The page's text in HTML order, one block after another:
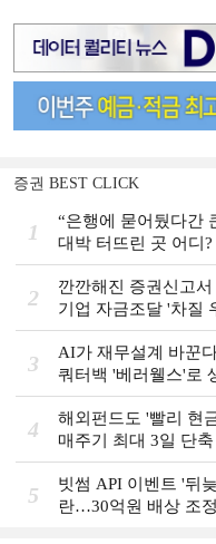
증권 BEST CLICK
1
“은행에 묻어뒀다간
대박 터뜨린 곳 어디?
2
깐깐해진 증권신고
기업 자금조달 '차질
3
AI가 재무설계 바꾼
쿼터백 '베러웰스'로
4
해외펀드도 '빨리 현
매주기 최대 3일 단축
5
빗썸 API 이벤트 '뒤
란…30억원 배상 조